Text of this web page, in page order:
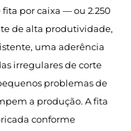
por caixa — ou 2.250
de alta produtividade,
uma aderência
irregulares de corte
problemas de
a produção. A fita
conforme